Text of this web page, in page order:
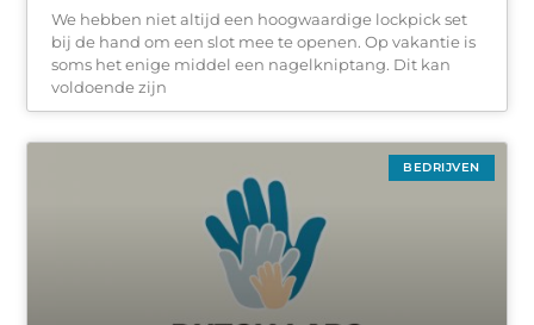
We hebben niet altijd een hoogwaardige lockpick set
bij de hand om een slot mee te openen. Op vakantie is
soms het enige middel een nagelkniptang. Dit kan
voldoende zijn
BEDRIJVEN